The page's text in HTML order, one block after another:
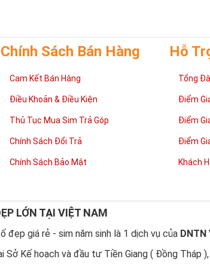
Tại sao nên sở hữu sim ngũ quý 5?
Sim ngũ quý 5 được nhiều người quan tâm vì con số 5
Vì vậysim số đẹpđuôi 55555thể hiện được ước vọng
Chính Sách Bán Hàng
Cam Kết Bán Hàng
Điều Khoản & Điều Kiện
Thủ Tục Mua Sim Trả Góp
Chính Sách Đổi Trả
Chính Sách Bảo Mật
Hỗ
Tổng
Điểm
Điểm
Điểm
Khách
LỚN TẠI VIỆT NAM
đẹp giá rẻ - sim năm sinh là 1 dịch vụ của
Sở Kế hoạch và đầu tư Tiền Giang ( Đồng Tháp